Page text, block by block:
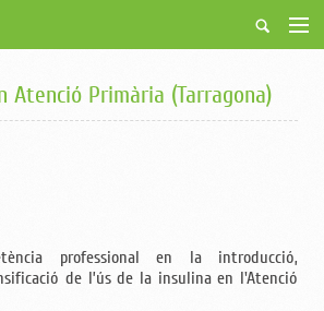
Atenció Primària (Tarragona)
professional en la introducció,
de l’ús de la insulina en l'Atenció